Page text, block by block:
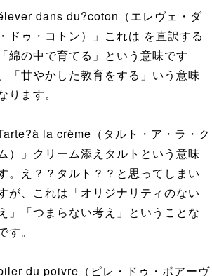
élever dans du?coton（エレヴェ・ダ
ドゥ・コトン）」これは を直訳する
綿の中で育てる」という意味です
「甘やかした教育をする」いう意味
ります。
Tarte?à la crème（タルト・ア・ラ・ク
）」クリーム添えタルトという意味
。え？？タルト？？と思ってしまい
が、これは「オリジナリティのない
」「つまらない考え」ということな
す。
piler du poivre（ピレ・ドゥ・ポアーヴ